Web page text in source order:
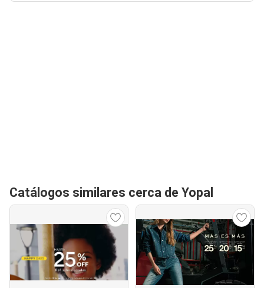
Catálogos similares cerca de Yopal